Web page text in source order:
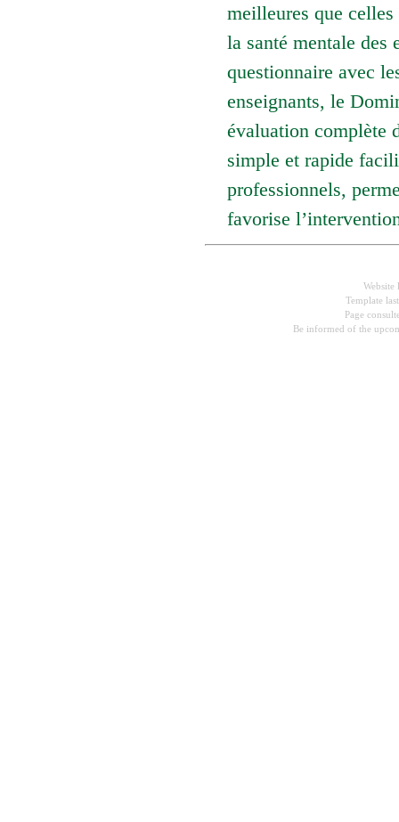
meilleures que
la santé mentale des
questionnaire avec
enseignants, le
évaluation complète
simple et rapide
professionnels,
favorise
Template
Page
Be informed of the